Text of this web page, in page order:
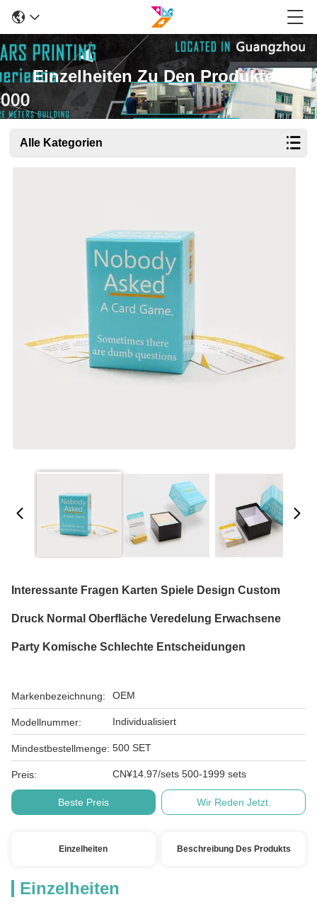
Einzelheiten Zu Den Produkten
Alle Kategorien
Interessante Fragen Karten Spiele Design Custom
Druck Normal Oberfläche Veredelung Erwachsene
Party Komische Schlechte Entscheidungen
Markenbezeichnung: OEM
Modellnummer: Individualisiert
Mindestbestellmenge: 500 SET
Preis: CN¥14.97/sets 500-1999 sets
Beste Preis Wir Reden Jetzt.
Einzelheiten Beschreibung Des Produkts
Einzelheiten